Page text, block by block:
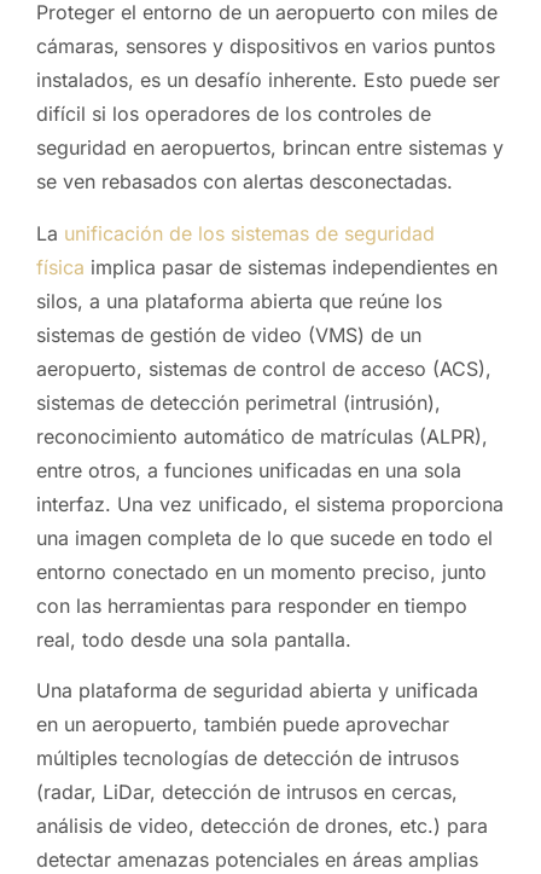
Proteger el entorno de un aeropuerto con miles de
cámaras, sensores y dispositivos en varios puntos
instalados, es un desafío inherente. Esto puede ser
difícil si los operadores de los controles de
seguridad en aeropuertos, brincan entre sistemas y
se ven rebasados con alertas desconectadas.
La unificación de los sistemas de seguridad
física implica pasar de sistemas independientes en
silos, a una plataforma abierta que reúne los
sistemas de gestión de video (VMS) de un
aeropuerto, sistemas de control de acceso (ACS),
sistemas de detección perimetral (intrusión),
reconocimiento automático de matrículas (ALPR),
entre otros, a funciones unificadas en una sola
interfaz. Una vez unificado, el sistema proporciona
una imagen completa de lo que sucede en todo el
entorno conectado en un momento preciso, junto
con las herramientas para responder en tiempo
real, todo desde una sola pantalla.
Una plataforma de seguridad abierta y unificada
en un aeropuerto, también puede aprovechar
múltiples tecnologías de detección de intrusos
(radar, LiDar, detección de intrusos en cercas,
análisis de video, detección de drones, etc.) para
detectar amenazas potenciales en áreas amplias